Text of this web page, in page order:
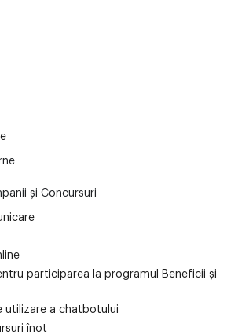
și Concursuri
participarea la programul Beneficii și
utilizare a chatbotului
înot